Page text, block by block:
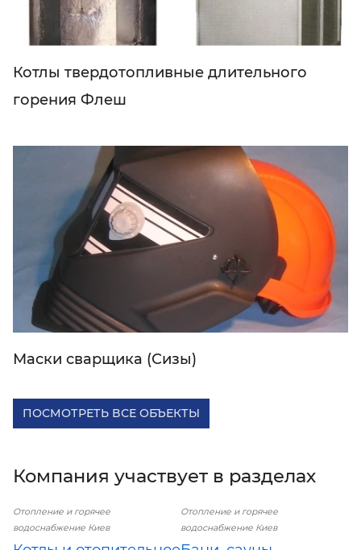
Котлы твердотопливные длительного
горения Флеш
Маски сварщика (Сизы)
ПОСМОТРЕТЬ ВСЕ ОБЪЕКТЫ
Компания участвует в разделах
Отопление и горячее
водоснабжение Киев
Отопление и горячее
водоснабжение Киев